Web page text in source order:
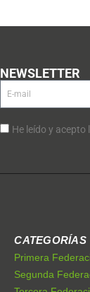
NEWSLETTER
He leído y acepto
CATEGORÍAS
Primera
Segunda